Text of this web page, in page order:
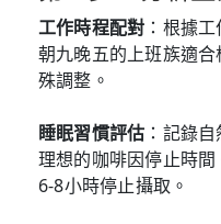
工作時程配對 ：根據
朝九晚五的上班族適
殊調整。
睡眠習慣評估 ：記錄
理想的咖啡因停止時
6-8小時停止攝取。